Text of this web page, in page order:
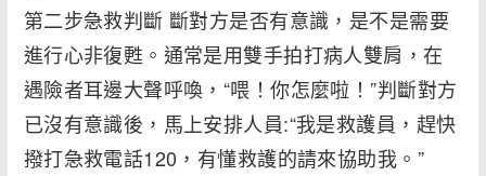
第二步急救判斷 斷對方是否有意識，是不是需要
進行心非復甦。通常是用雙手拍打病人雙肩，在
遇險者耳邊大聲呼喚，“喂！你怎麼啦！”判斷對方
已沒有意識後，馬上安排人員:“我是救護員，趕快
撥打急救電話120，有懂救護的請來協助我。”